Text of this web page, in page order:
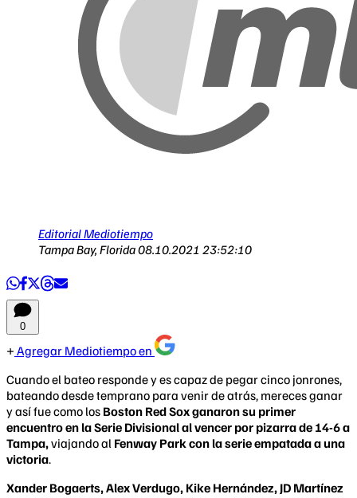
Editorial Mediotiempo
Tampa Bay, Florida08.10.2021 23:52:10
0
Agregar Mediotiempo en
Cuando el bateo responde y es capaz de pegar cinco jonrones,
bateando desde temprano para venir de atrás, mereces ganar
y así fue como los Boston Red Sox ganaron su primer
encuentro en la Serie Divisional al vencer por pizarra de 14-6 a
Tampa,viajando al Fenway Park con la serie empatada a una
victoria.
Xander Bogaerts, Alex Verdugo, Kike Hernández, JD Martínez